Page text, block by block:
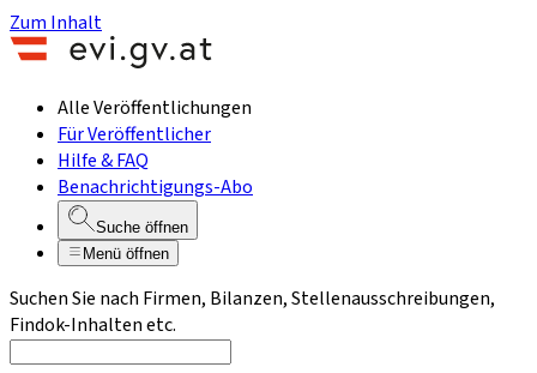
Zum Inhalt
Alle Veröffentlichungen
Für Veröffentlicher
Hilfe & FAQ
Benachrichtigungs-Abo
Suche öffnen
Menü öffnen
Suchen Sie nach Firmen, Bilanzen, Stellenausschreibungen,
Findok-Inhalten etc.